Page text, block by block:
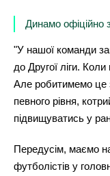
Динамо офіційно
"У нашої команди
до Другої ліги.
Але робитимемо це
певного рівня,
підвищуватись у
Передусім, маємо
футболістів у